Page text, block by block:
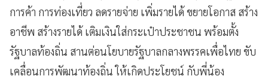
การค้า การท่องเที่ยว ลดรายจ่าย เพิ่มรายได้ ขยายโอกาส สร้าง
อาชีพ สร้างรายได้ เติมเงินใส่กระเป๋าประชาชน พร้อมตั้ง
รัฐบาลท้องถิ่น สานต่อนโยบายรัฐบาลกลางพรรคเพื่อไทย ขับ
เคลื่อนการพัฒนาท้องถิ่น ให้เกิดประโยชน์ กับพี่น้อง